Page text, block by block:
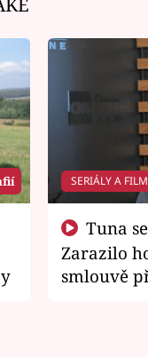
SERIÁLY A
Zarazilo
smlouvě